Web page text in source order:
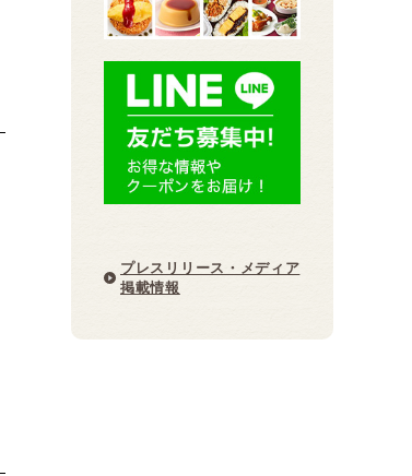
プレスリリース・メディア
掲載情報